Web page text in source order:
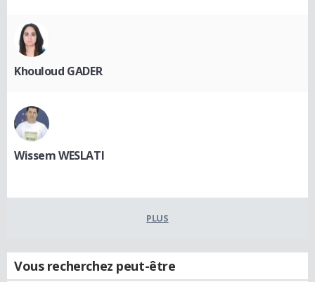
Khouloud GADER
Wissem WESLATI
PLUS
Vous recherchez peut-être